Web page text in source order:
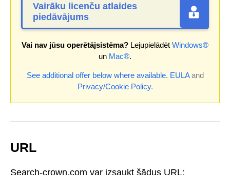
Vairāku licenču atlaides
piedāvājums
Vai nav jūsu operētājsistēma? Lejupielādēt Windows®
un Mac®.
See additional offer below where available. EULAand
Privacy/Cookie Policy.
URL
Search-crown.com var izsaukt šādus URL: